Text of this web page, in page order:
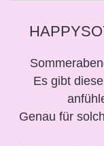
Es gibt
Genau für